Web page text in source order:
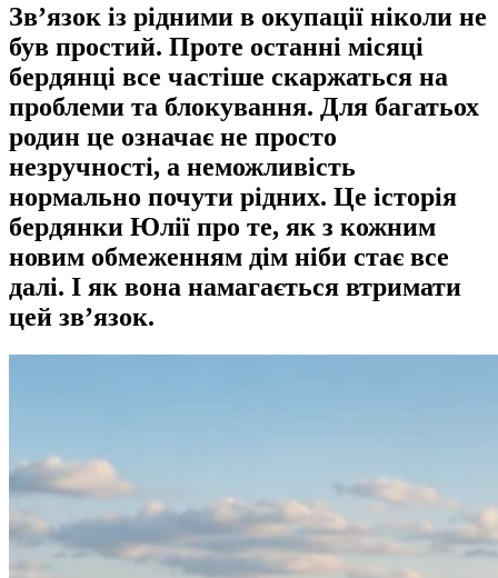
Зв’язок із рідними в окупації ніколи не
був простий. Проте останні місяці
бердянці все частіше скаржаться на
проблеми та блокування. Для багатьох
родин це означає не просто
незручності, а неможливість
нормально почути рідних. Це історія
бердянки Юлії про те, як з кожним
новим обмеженням дім ніби стає все
далі. І як вона намагається втримати
цей зв’язок.